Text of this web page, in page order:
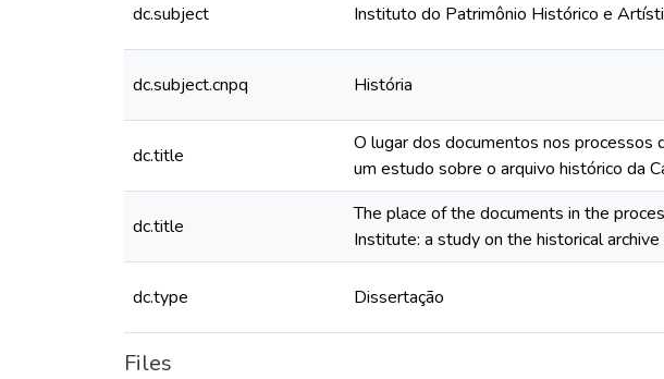
dc.subject Instituto do Patrimônio Histórico e
dc.subject.cnpq História
dc.title
O lugar dos documentos nos
um estudo sobre o arquivo histórico da
dc.title
The place of the documents in the
Institute: a study on the historical
dc.type Dissertação
Files